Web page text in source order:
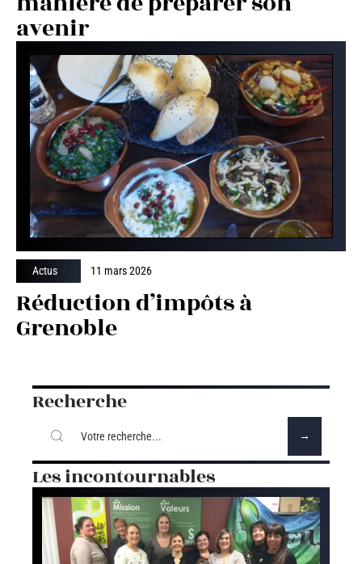
avenir
Actus 11 mars 2026
Réduction d’impôts à
Grenoble
Recherche
Les incontournables